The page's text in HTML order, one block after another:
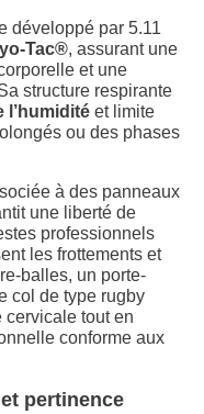
développé par 5.11
Tac®, assurant une
et une
structure respirante
l’humidité et limite
ou des phases
à des panneaux
une liberté de
professionnels
les frottements et
balles, un porte-
col de type rugby
cervicale tout en
conforme aux
pertinence